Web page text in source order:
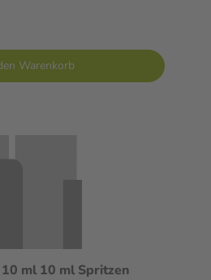
Warenkorb
10 ml 10 ml Spritzen